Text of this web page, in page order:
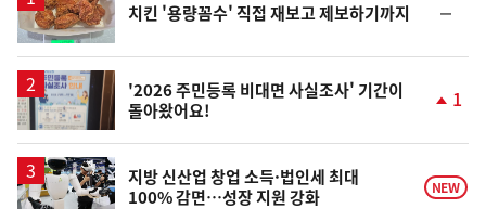
치킨 '용량꼼수' 직접 재보고 제보하기까지
일
'2026 주민등록 비대면 사실조사' 기간이
돌아왔어요!
승
1
지방 신산업 창업 소득·법인세 최대
100% 감면…성장 지원 강화
NEW